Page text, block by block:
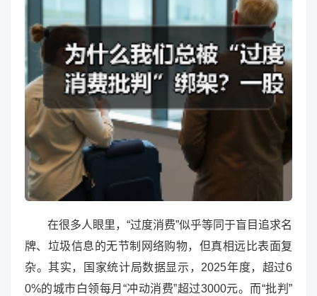
在很多人眼里，“过度消费”似乎等同于盲目追求名
牌、垃圾信息的无节制网络购物，但真相远比表面复
杂。其实，国家统计局数据显示，2025年度，超过6
0%的城市白领每月“冲动消费”超过3000元。而“批判”